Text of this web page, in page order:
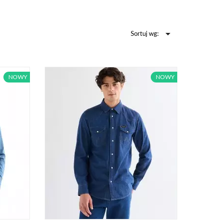
facet
jakości
odznaczają
jeden sezon.
i fasonów koszul.
mniej lub
Sortuj wg: 
NOWY NOWY